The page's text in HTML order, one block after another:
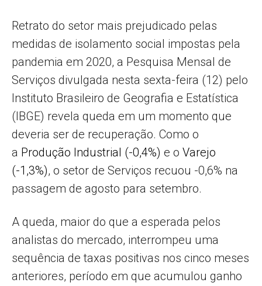
Retrato do setor mais prejudicado pelas
medidas de isolamento social impostas pela
pandemia em 2020, a Pesquisa Mensal de
Serviços divulgada nesta sexta-feira (12) pelo
Instituto Brasileiro de Geografia e Estatística
(IBGE) revela queda em um momento que
deveria ser de recuperação. Como o
a Produção Industrial (-0,4%) e o Varejo
(-1,3%), o setor de Serviços recuou -0,6% na
passagem de agosto para setembro.
A queda, maior do que a esperada pelos
analistas do mercado, interrompeu uma
sequência de taxas positivas nos cinco meses
anteriores, período em que acumulou ganho